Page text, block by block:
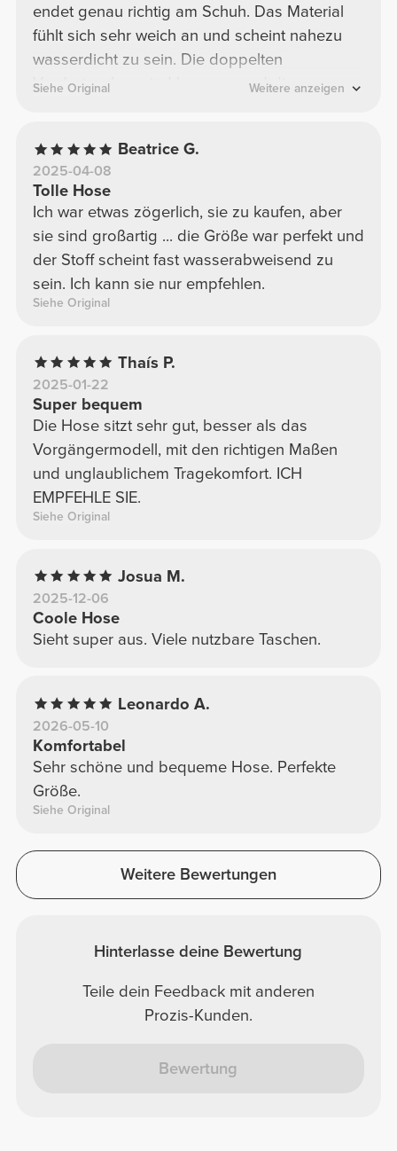
endet genau richtig am Schuh. Das Material
fühlt sich sehr weich an und scheint nahezu
wasserdicht zu sein. Die doppelten
Vordertaschen sind bequem und die
ungezwungene Ausflüge.
Siehe Original Weitere anzeigen
Beatrice G.
2025-04-08
Tolle Hose
Ich war etwas zögerlich, sie zu kaufen, aber
sie sind großartig ... die Größe war perfekt und
der Stoff scheint fast wasserabweisend zu
sein. Ich kann sie nur empfehlen.
Siehe Original
Thaís P.
2025-01-22
Super bequem
Die Hose sitzt sehr gut, besser als das
Vorgängermodell, mit den richtigen Maßen
und unglaublichem Tragekomfort. ICH
EMPFEHLE SIE.
Siehe Original
Josua M.
2025-12-06
Coole Hose
Sieht super aus. Viele nutzbare Taschen.
Leonardo A.
2026-05-10
Komfortabel
Sehr schöne und bequeme Hose. Perfekte
Größe.
Siehe Original
Weitere Bewertungen
Hinterlasse deine Bewertung
Teile dein Feedback mit anderen
Prozis-Kunden.
Bewertung